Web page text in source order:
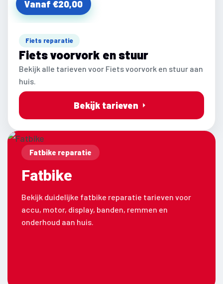
Vanaf €20,00
Fiets reparatie
Fiets voorvork en stuur
Bekijk alle tarieven voor Fiets voorvork en stuur aan
huis.
Bekijk tarieven
Fatbike reparatie
Fatbike
Bekijk duidelijke fatbike reparatie tarieven voor
accu, motor, display, banden, remmen en
onderhoud aan huis.